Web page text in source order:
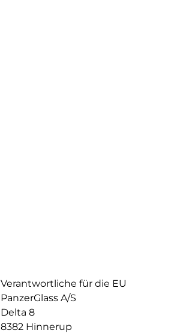
Verantwortliche für die EU
PanzerGlass A/S
Delta 8
8382 Hinnerup